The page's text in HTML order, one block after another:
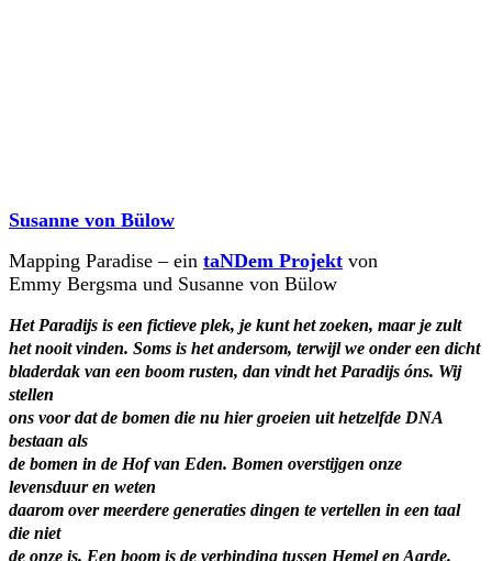
Susanne von Bülow
Mapping Paradise – ein taNDem Projekt von
Emmy Bergsma und Susanne von Bülow
Het Paradijs is een fictieve plek, je kunt het zoeken, maar je zult
het nooit vinden. Soms is het andersom, terwijl we onder een dicht
bladerdak van een boom rusten, dan vindt het Paradijs óns. Wij
stellen
ons voor dat de bomen die nu hier groeien uit hetzelfde DNA
bestaan als
de bomen in de Hof van Eden. Bomen overstijgen onze
levensduur en weten
daarom over meerdere generaties dingen te vertellen in een taal
die niet
de onze is. Een boom is de verbinding tussen Hemel en Aarde.